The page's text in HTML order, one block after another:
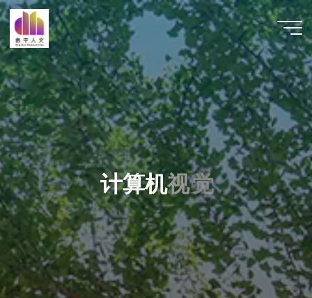
跳
至
内
容
数字人
文 |
DHCN
计算机视觉
觉